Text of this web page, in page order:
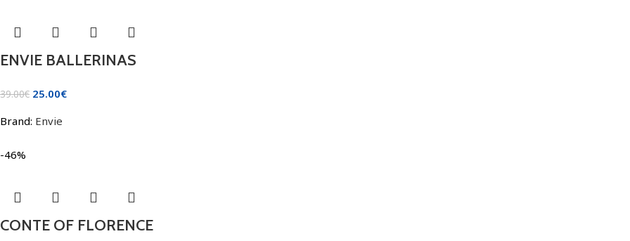
ENVIE BALLERINAS
39.00€ 25.00€
Brand: Envie
-46%
CONTE OF FLORENCE